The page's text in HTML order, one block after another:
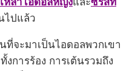
หล่าไอดอลหญิงและซีรีส์ที่
ไปแล้ว
จะมาเป็นไอดอลพวกเขา
การร้อง การเต้นรวมถึง